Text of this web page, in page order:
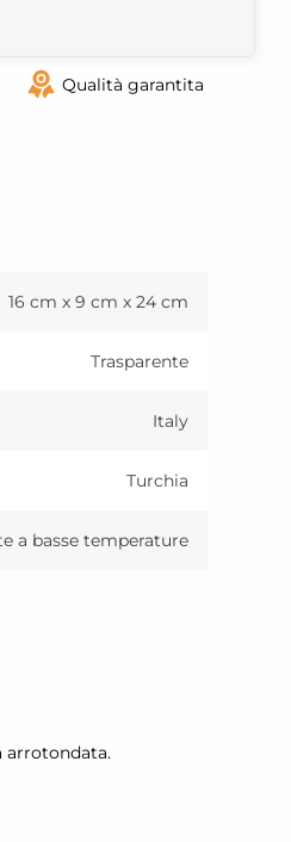
Qualità garantita
16 cm x 9 cm x 24 cm
Trasparente
Italy
Turchia
a basse temperature
arrotondata.